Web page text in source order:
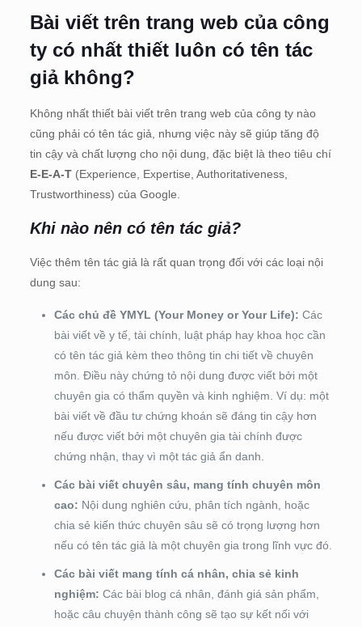
Bài viết trên trang web của công
ty có nhất thiết luôn có tên tác
giả không?
Không nhất thiết bài viết trên trang web của công ty nào
cũng phải có tên tác giả, nhưng việc này sẽ giúp tăng độ
tin cậy và chất lượng cho nội dung, đặc biệt là theo tiêu chí
E-E-A-T(Experience, Expertise, Authoritativeness,
Trustworthiness) của Google.
Khi nào nên có tên tác giả?
Việc thêm tên tác giả là rất quan trọng đối với các loại nội
dung sau:
Các chủ đề YMYL (Your Money or Your Life): Các
bài viết về y tế, tài chính, luật pháp hay khoa học cần
có tên tác giả kèm theo thông tin chi tiết về chuyên
môn. Điều này chứng tỏ nội dung được viết bởi một
chuyên gia có thẩm quyền và kinh nghiệm. Ví dụ: một
bài viết về đầu tư chứng khoán sẽ đáng tin cậy hơn
nếu được viết bởi một chuyên gia tài chính được
chứng nhận, thay vì một tác giả ẩn danh.
Các bài viết chuyên sâu, mang tính chuyên môn
cao: Nội dung nghiên cứu, phân tích ngành, hoặc
chia sẻ kiến thức chuyên sâu sẽ có trọng lượng hơn
nếu có tên tác giả là một chuyên gia trong lĩnh vực đó.
Các bài viết mang tính cá nhân, chia sẻ kinh
nghiệm: Các bài blog cá nhân, đánh giá sản phẩm,
hoặc câu chuyện thành công sẽ tạo sự kết nối với